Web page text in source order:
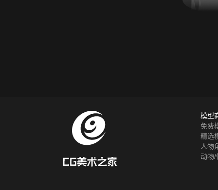
模型
免费
精选
人物
动物/